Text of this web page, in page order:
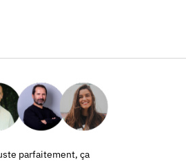
parfaitement, ça